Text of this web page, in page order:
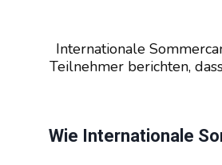
Wie Internationale
Internationale
Teilnehmer berichten,